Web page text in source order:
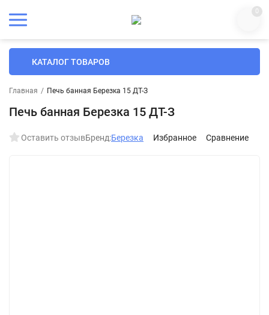
0
КАТАЛОГ ТОВАРОВ
Главная / Печь банная Березка 15 ДТ-З
Печь банная Березка 15 ДТ-З
Оставить отзывБренд:Березка Избранное Сравнение